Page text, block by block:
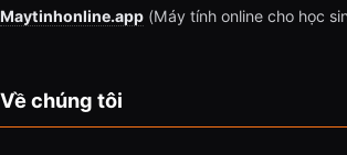
Maytinhonline.app (Máy tính online cho học
Về chúng tôi